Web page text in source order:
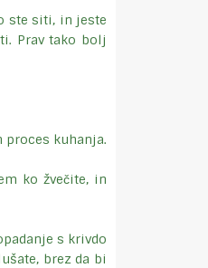
ste siti, in jeste
Prav tako bolj
kuhanja.
ko žvečite, in
s krivdo
brez da bi